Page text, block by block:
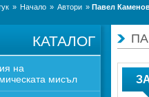
» Начало » Автори » Павел
КАТАЛОГ
на
мисъл